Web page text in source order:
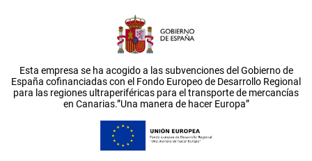
Esta empresa se ha acogido a las subvenciones del Gobierno de
España cofinanciadas con el Fondo Europeo de Desarrollo Regional
para las regiones ultraperiféricas para el transporte de mercancías
en Canarias.”Una manera de hacer Europa”